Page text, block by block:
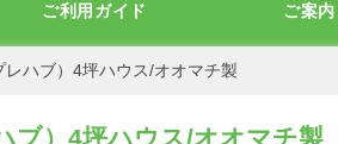
ご利用ガイド ご案内
レハブ）4坪ハウス/オオマチ製
ブ）4坪ハウス/オオマチ製